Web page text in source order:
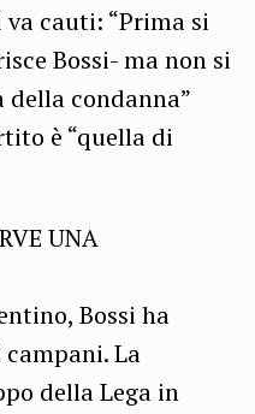
va cauti: “Prima si
Bossi- ma non si
condanna”
è “quella di
UNA
Bossi ha
La
della Lega in